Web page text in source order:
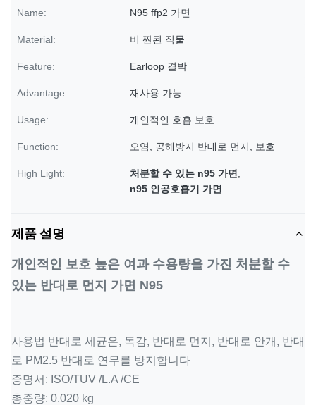
Name: N95 ffp2 가면
Material: 비 짠된 직물
Feature: Earloop 결박
Advantage: 재사용 가능
Usage: 개인적인 호흡 보호
Function: 오염, 공해방지 반대로 먼지, 보호
High Light: 처분할 수 있는 n95 가면
n95 인공호흡기 가면
제품 설명
개인적인 보호 높은 여과 수용량을 가진 처분할 수
있는 반대로 먼지 가면 N95
사용법 반대로 세균은, 독감, 반대로 먼지, 반대로 안개, 반대
로 PM2.5 반대로 연무를 방지합니다
증명서: ISO/TUV /L.A /CE
총중량: 0.020 kg